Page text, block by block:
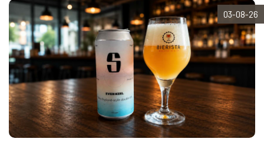
03-08-26